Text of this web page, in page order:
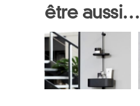
être aussi…